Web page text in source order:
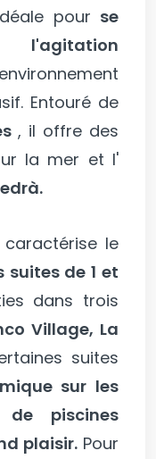
pour se
Entouré de
, il offre des
la mer et l'
le
suites de 1 et
dans trois
Village, La
suites
sur les
de piscines
plaisir.Pour